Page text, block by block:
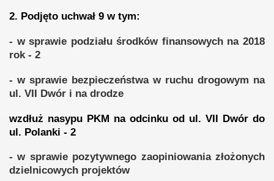
2. Podjęto uchwał 9 w tym:
- w sprawie podziału środków finansowych na 2018
rok - 2
- w sprawie bezpieczeństwa w ruchu drogowym na
ul. VII Dwór i na drodze
wzdłuż nasypu PKM na odcinku od ul. VII Dwór do
ul. Polanki - 2
- w sprawie pozytywnego zaopiniowania złożonych
dzielnicowych projektów